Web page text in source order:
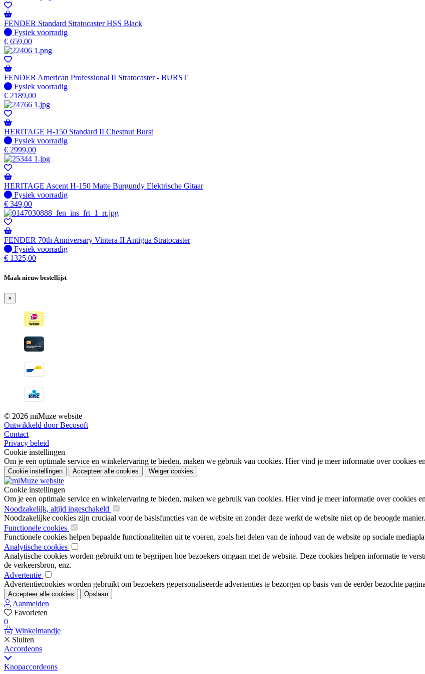
FENDER Standard Stratocaster HSS Black
Fysiek voorradig
Fysiek voorradig
€ 659,00
FENDER American Professional II Stratocaster - BURST
Fysiek voorradig
Fysiek voorradig
€ 2189,00
HERITAGE H-150 Standard II Chestnut Burst
Fysiek voorradig
Fysiek voorradig
€ 2999,00
HERITAGE Ascent H-150 Matte Burgundy Elektrische Gitaar
Fysiek voorradig
Fysiek voorradig
€ 349,00
FENDER 70th Anniversary Vintera II Antigua Stratocaster
Fysiek voorradig
Fysiek voorradig
€ 1325,00
Maak nieuw bestellijst
×
© 2026 miMuze website
Ontwikkeld door Becosoft
Contact
Privacy beleid
Cookie instellingen
Om je een optimale service en winkelervaring te bieden, maken we gebruik van cookies. Hier vind je meer informatie over cookies
Cookie instellingen Accepteer alle cookies Weiger cookies
Cookie instellingen
Om je een optimale service en winkelervaring te bieden, maken we gebruik van cookies. Hier vind je meer informatie over cookies
Noodzakelijk, altijd ingeschakeld
Noodzakelijke cookies zijn cruciaal voor de basisfuncties van de website en zonder deze werkt de website niet op de beoogde
Functionele cookies
Functionele cookies helpen bepaalde functionaliteiten uit te voeren, zoals het delen van de inhoud van de website op sociale
Analytische cookies
Analytische cookies worden gebruikt om te begrijpen hoe bezoekers omgaan met de website. Deze cookies helpen informatie te
de verkeersbron, enz.
Advertentie
Advertentiecookies worden gebruikt om bezoekers gepersonaliseerde advertenties te bezorgen op basis van de eerder bezochte
Accepteer alle cookies Opslaan
Aanmelden
Favorieten
0
Winkelmandje
Sluiten
Accordeons
Knopaccordeons